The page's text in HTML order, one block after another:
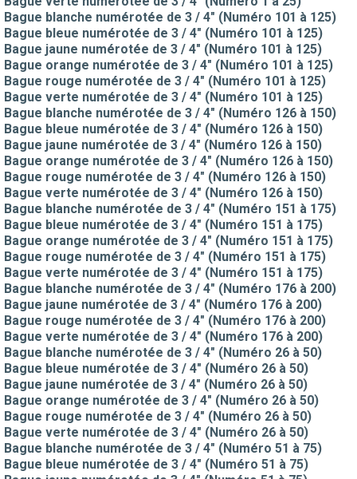
Bague blanche numérotée de 3 / 4" (Numéro 101 à 125)
Bague bleue numérotée de 3 / 4" (Numéro 101 à 125)
Bague jaune numérotée de 3 / 4" (Numéro 101 à 125)
Bague orange numérotée de 3 / 4" (Numéro 101 à 125)
Bague rouge numérotée de 3 / 4" (Numéro 101 à 125)
Bague verte numérotée de 3 / 4" (Numéro 101 à 125)
Bague blanche numérotée de 3 / 4" (Numéro 126 à 150)
Bague bleue numérotée de 3 / 4" (Numéro 126 à 150)
Bague jaune numérotée de 3 / 4" (Numéro 126 à 150)
Bague orange numérotée de 3 / 4" (Numéro 126 à 150)
Bague rouge numérotée de 3 / 4" (Numéro 126 à 150)
Bague verte numérotée de 3 / 4" (Numéro 126 à 150)
Bague blanche numérotée de 3 / 4" (Numéro 151 à 175)
Bague bleue numérotée de 3 / 4" (Numéro 151 à 175)
Bague orange numérotée de 3 / 4" (Numéro 151 à 175)
Bague rouge numérotée de 3 / 4" (Numéro 151 à 175)
Bague verte numérotée de 3 / 4" (Numéro 151 à 175)
Bague blanche numérotée de 3 / 4" (Numéro 176 à 200)
Bague jaune numérotée de 3 / 4" (Numéro 176 à 200)
Bague rouge numérotée de 3 / 4" (Numéro 176 à 200)
Bague verte numérotée de 3 / 4" (Numéro 176 à 200)
Bague blanche numérotée de 3 / 4" (Numéro 26 à 50)
Bague bleue numérotée de 3 / 4" (Numéro 26 à 50)
Bague jaune numérotée de 3 / 4" (Numéro 26 à 50)
Bague orange numérotée de 3 / 4" (Numéro 26 à 50)
Bague rouge numérotée de 3 / 4" (Numéro 26 à 50)
Bague verte numérotée de 3 / 4" (Numéro 26 à 50)
Bague blanche numérotée de 3 / 4" (Numéro 51 à 75)
Bague bleue numérotée de 3 / 4" (Numéro 51 à 75)